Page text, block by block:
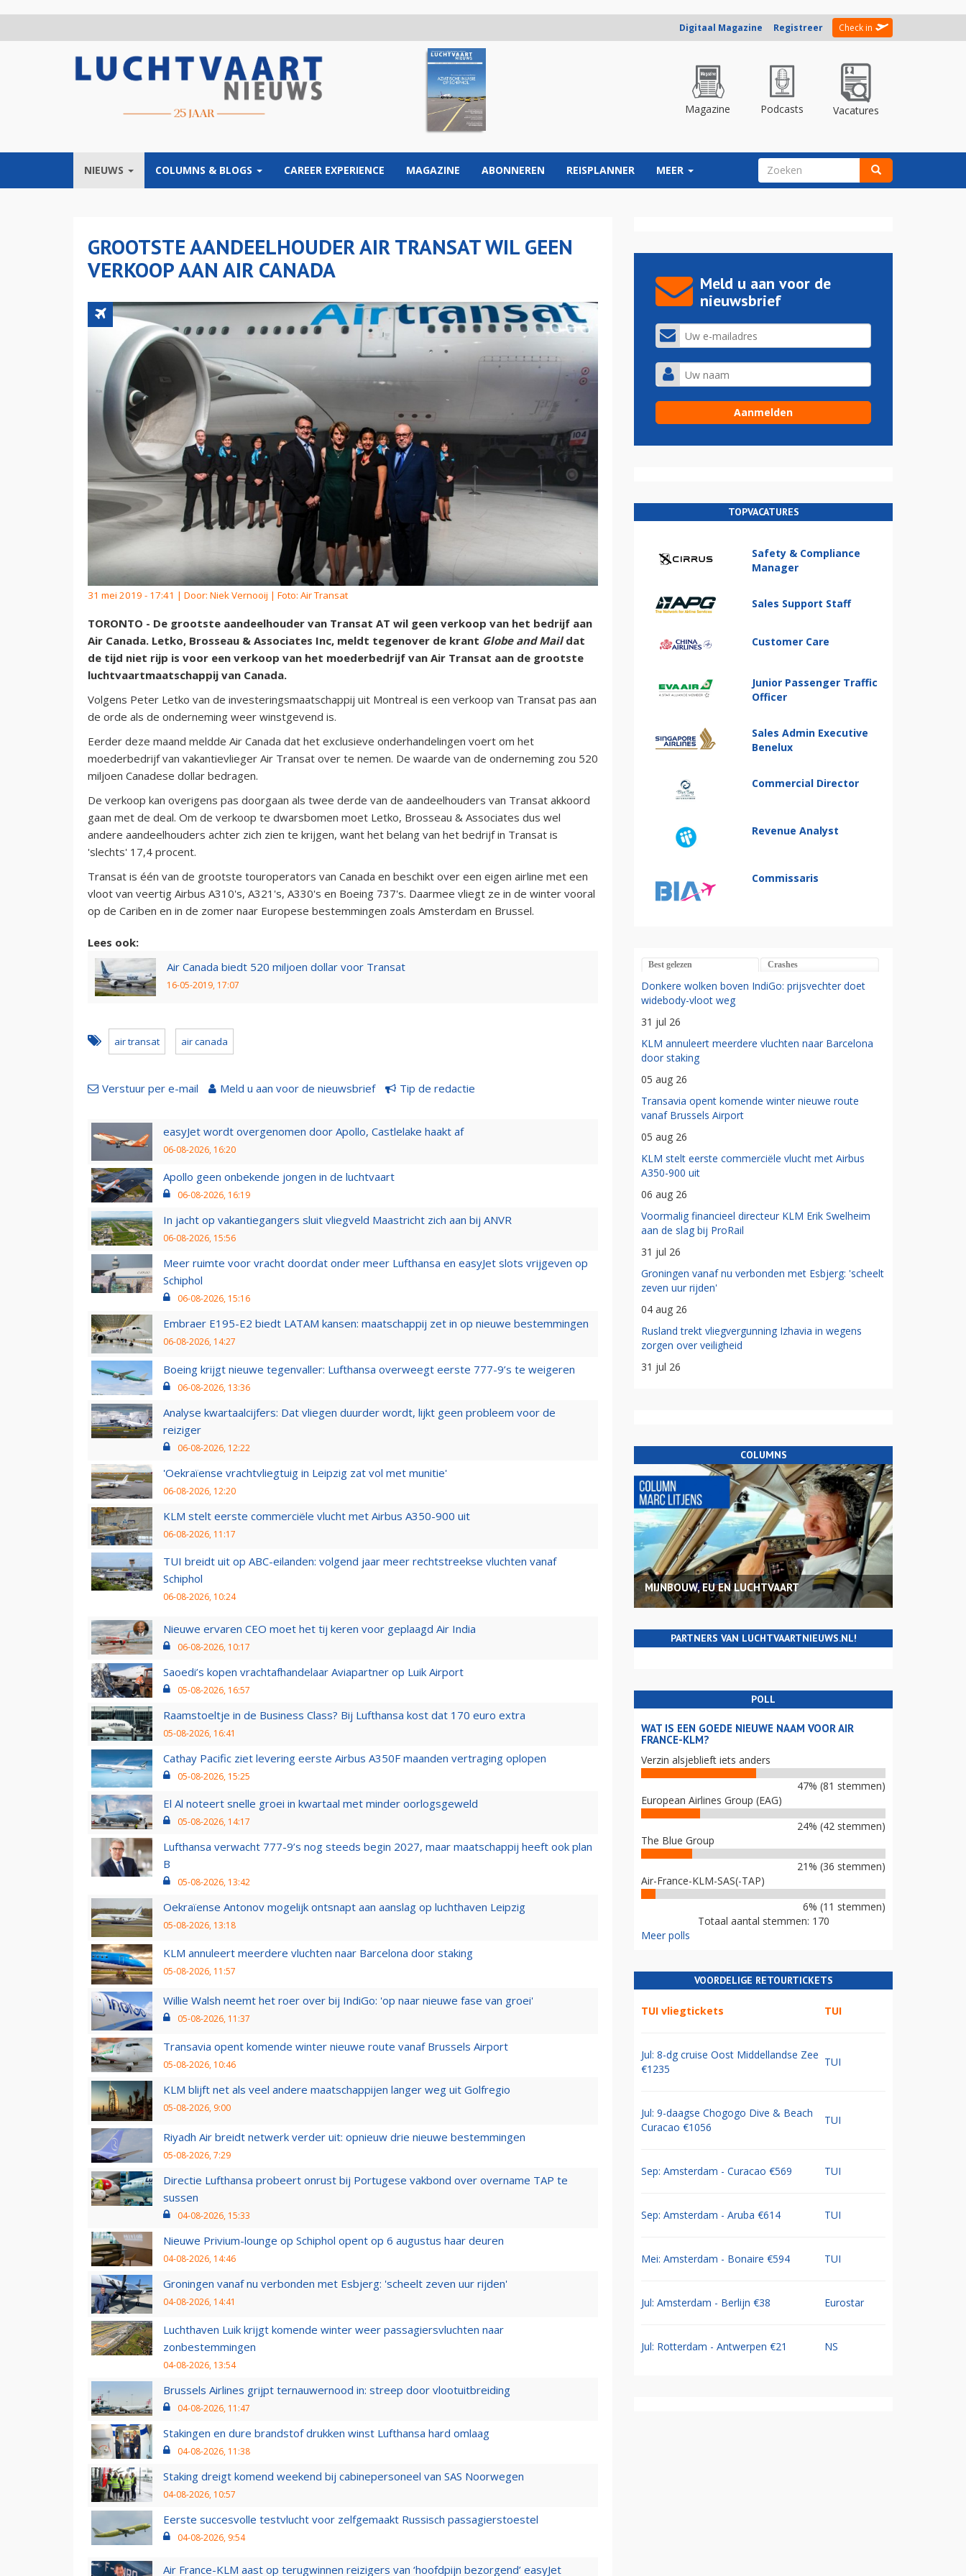
Digitaal Magazine Registreer Check in
Magazine Podcasts Vacatures
NIEUWS COLUMNS & BLOGS CAREER EXPERIENCE MAGAZINE ABONNEREN REISPLANNER MEER ZOEKVELD
GROOTSTE AANDEELHOUDER AIR TRANSAT WIL GEEN
VERKOOP AAN AIR CANADA
31 mei 2019 - 17:41 | Door: Niek Vernooij | Foto: Air Transat
TORONTO - De grootste aandeelhouder van Transat AT wil geen verkoop van het bedrijf aan
Air Canada. Letko, Brosseau & Associates Inc, meldt tegenover de krant Globe and Maildat
de tijd niet rijp is voor een verkoop van het moederbedrijf van Air Transat aan de grootste
luchtvaartmaatschappij van Canada.
Volgens Peter Letko van de investeringsmaatschappij uit Montreal is een verkoop van Transat pas aan
de orde als de onderneming weer winstgevend is.
Eerder deze maand meldde Air Canada dat het exclusieve onderhandelingen voert om het
moederbedrijf van vakantievlieger Air Transat over te nemen. De waarde van de onderneming zou 520
miljoen Canadese dollar bedragen.
De verkoop kan overigens pas doorgaan als twee derde van de aandeelhouders van Transat akkoord
gaan met de deal. Om de verkoop te dwarsbomen moet Letko, Brosseau & Associates dus wel
andere aandeelhouders achter zich zien te krijgen, want het belang van het bedrijf in Transat is
'slechts' 17,4 procent.
Transat is één van de grootste touroperators van Canada en beschikt over een eigen airline met een
vloot van veertig Airbus A310's, A321's, A330's en Boeing 737's. Daarmee vliegt ze in de winter vooral
op de Cariben en in de zomer naar Europese bestemmingen zoals Amsterdam en Brussel.
Lees ook:
Air Canada biedt 520 miljoen dollar voor Transat
16-05-2019, 17:07
air transat air canada
Verstuur per e-mail Meld u aan voor de nieuwsbrief Tip de redactie
easyJet wordt overgenomen door Apollo, Castlelake haakt af
06-08-2026, 16:20
Apollo geen onbekende jongen in de luchtvaart
06-08-2026, 16:19
In jacht op vakantiegangers sluit vliegveld Maastricht zich aan bij ANVR
06-08-2026, 15:56
Meer ruimte voor vracht doordat onder meer Lufthansa en easyJet slots vrijgeven op
Schiphol
06-08-2026, 15:16
Embraer E195-E2 biedt LATAM kansen: maatschappij zet in op nieuwe bestemmingen
06-08-2026, 14:27
Boeing krijgt nieuwe tegenvaller: Lufthansa overweegt eerste 777-9’s te weigeren
06-08-2026, 13:36
Analyse kwartaalcijfers: Dat vliegen duurder wordt, lijkt geen probleem voor de
reiziger
06-08-2026, 12:22
'Oekraïense vrachtvliegtuig in Leipzig zat vol met munitie'
06-08-2026, 12:20
KLM stelt eerste commerciële vlucht met Airbus A350-900 uit
06-08-2026, 11:17
TUI breidt uit op ABC-eilanden: volgend jaar meer rechtstreekse vluchten vanaf
Schiphol
06-08-2026, 10:24
Nieuwe ervaren CEO moet het tij keren voor geplaagd Air India
06-08-2026, 10:17
Saoedi’s kopen vrachtafhandelaar Aviapartner op Luik Airport
05-08-2026, 16:57
Raamstoeltje in de Business Class? Bij Lufthansa kost dat 170 euro extra
05-08-2026, 16:41
Cathay Pacific ziet levering eerste Airbus A350F maanden vertraging oplopen
05-08-2026, 15:25
El Al noteert snelle groei in kwartaal met minder oorlogsgeweld
05-08-2026, 14:17
Lufthansa verwacht 777-9’s nog steeds begin 2027, maar maatschappij heeft ook plan
B
05-08-2026, 13:42
Oekraïense Antonov mogelijk ontsnapt aan aanslag op luchthaven Leipzig
05-08-2026, 13:18
KLM annuleert meerdere vluchten naar Barcelona door staking
05-08-2026, 11:57
Willie Walsh neemt het roer over bij IndiGo: 'op naar nieuwe fase van groei'
05-08-2026, 11:37
Transavia opent komende winter nieuwe route vanaf Brussels Airport
05-08-2026, 10:46
KLM blijft net als veel andere maatschappijen langer weg uit Golfregio
05-08-2026, 9:00
Riyadh Air breidt netwerk verder uit: opnieuw drie nieuwe bestemmingen
05-08-2026, 7:29
Directie Lufthansa probeert onrust bij Portugese vakbond over overname TAP te
sussen
04-08-2026, 15:33
Nieuwe Privium-lounge op Schiphol opent op 6 augustus haar deuren
04-08-2026, 14:46
Groningen vanaf nu verbonden met Esbjerg: 'scheelt zeven uur rijden'
04-08-2026, 14:41
Luchthaven Luik krijgt komende winter weer passagiersvluchten naar
zonbestemmingen
04-08-2026, 13:54
Brussels Airlines grijpt ternauwernood in: streep door vlootuitbreiding
04-08-2026, 11:47
Stakingen en dure brandstof drukken winst Lufthansa hard omlaag
04-08-2026, 11:38
Staking dreigt komend weekend bij cabinepersoneel van SAS Noorwegen
04-08-2026, 10:57
Eerste succesvolle testvlucht voor zelfgemaakt Russisch passagierstoestel
04-08-2026, 9:54
Air France-KLM aast op terugwinnen reizigers van ‘hoofdpijn bezorgend’ easyJet
Meld u aan voor de
nieuwsbrief
TOPVACATURES
Safety & Compliance
Manager
Sales Support Staff
Customer Care
Junior Passenger Traffic
Officer
Sales Admin Executive
Benelux
Commercial Director
Revenue Analyst
Commissaris
Best gelezen Crashes
Donkere wolken boven IndiGo: prijsvechter doet
widebody-vloot weg
31 jul 26
KLM annuleert meerdere vluchten naar Barcelona
door staking
05 aug 26
Transavia opent komende winter nieuwe route
vanaf Brussels Airport
05 aug 26
KLM stelt eerste commerciële vlucht met Airbus
A350-900 uit
06 aug 26
Voormalig financieel directeur KLM Erik Swelheim
aan de slag bij ProRail
31 jul 26
Groningen vanaf nu verbonden met Esbjerg: 'scheelt
zeven uur rijden'
04 aug 26
Rusland trekt vliegvergunning Izhavia in wegens
zorgen over veiligheid
31 jul 26
COLUMNS
MIJNBOUW, EU EN LUCHTVAART
PARTNERS VAN LUCHTVAARTNIEUWS.NL!
POLL
WAT IS EEN GOEDE NIEUWE NAAM VOOR AIR
FRANCE-KLM?
Verzin alsjeblieft iets anders
47% (81 stemmen)
European Airlines Group (EAG)
24% (42 stemmen)
The Blue Group
21% (36 stemmen)
Air-France-KLM-SAS(-TAP)
6% (11 stemmen)
Totaal aantal stemmen: 170
Meer polls
VOORDELIGE RETOURTICKETS
TUI vliegtickets TUI
Jul: 8-dg cruise Oost Middellandse Zee
€1235
TUI
Jul: 9-daagse Chogogo Dive & Beach
Curacao €1056
TUI
Sep: Amsterdam - Curacao €569 TUI
Sep: Amsterdam - Aruba €614 TUI
Mei: Amsterdam - Bonaire €594 TUI
Jul: Amsterdam - Berlijn €38 Eurostar
Jul: Rotterdam - Antwerpen €21 NS